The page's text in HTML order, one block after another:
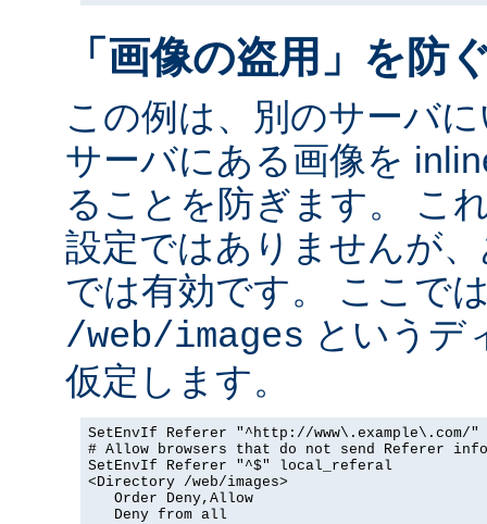
「画像の盗用」を防
この例は、別のサーバ
サーバにある画像を
ることを防ぎます。 こ
設定ではありませんが
では有効です。 ここで
/web/images というデ
仮定します。
SetEnvIf Referer "^http://
# Allow browsers that do not send Referer info
SetEnvIf Referer "^$" local_referal
<Directory /web/images>
   Order Deny,Allow
   Deny from all